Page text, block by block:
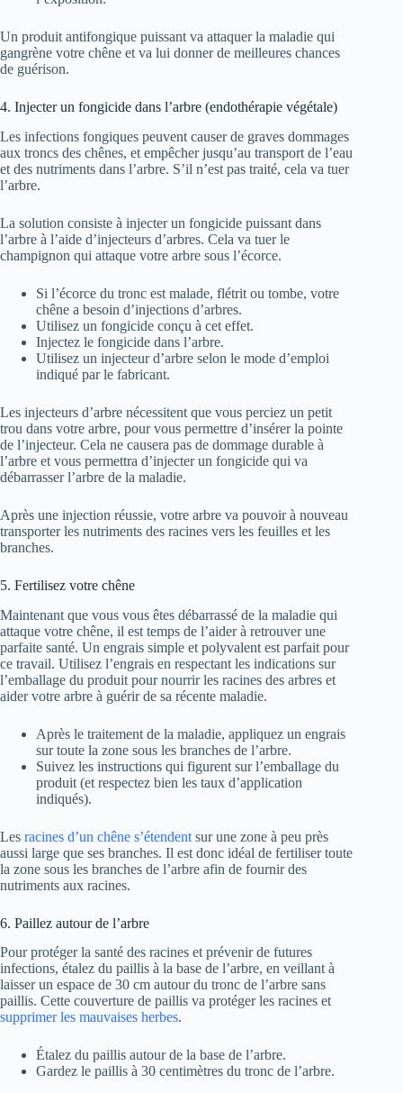
Un produit antifongique puissant va attaquer la maladie qui
gangrène votre chêne et va lui donner de meilleures chances
de guérison.
4. Injecter un fongicide dans l’arbre (endothérapie végétale)
Les infections fongiques peuvent causer de graves dommages
aux troncs des chênes, et empêcher jusqu’au transport de l’eau
et des nutriments dans l’arbre. S’il n’est pas traité, cela va tuer
l’arbre.
La solution consiste à injecter un fongicide puissant dans
l’arbre à l’aide d’injecteurs d’arbres. Cela va tuer le
champignon qui attaque votre arbre sous l’écorce.
Si l’écorce du tronc est malade, flétrit ou tombe, votre
chêne a besoin d’injections d’arbres.
Utilisez un fongicide conçu à cet effet.
Injectez le fongicide dans l’arbre.
Utilisez un injecteur d’arbre selon le mode d’emploi
indiqué par le fabricant.
Les injecteurs d’arbre nécessitent que vous perciez un petit
trou dans votre arbre, pour vous permettre d’insérer la pointe
de l’injecteur. Cela ne causera pas de dommage durable à
l’arbre et vous permettra d’injecter un fongicide qui va
débarrasser l’arbre de la maladie.
Après une injection réussie, votre arbre va pouvoir à nouveau
transporter les nutriments des racines vers les feuilles et les
branches.
5. Fertilisez votre chêne
Maintenant que vous vous êtes débarrassé de la maladie qui
attaque votre chêne, il est temps de l’aider à retrouver une
parfaite santé. Un engrais simple et polyvalent est parfait pour
ce travail. Utilisez l’engrais en respectant les indications sur
l’emballage du produit pour nourrir les racines des arbres et
aider votre arbre à guérir de sa récente maladie.
Après le traitement de la maladie, appliquez un engrais
sur toute la zone sous les branches de l’arbre.
Suivez les instructions qui figurent sur l’emballage du
produit (et respectez bien les taux d’application
indiqués).
Les racines d’un chêne s’étendent sur une zone à peu près
aussi large que ses branches. Il est donc idéal de fertiliser toute
la zone sous les branches de l’arbre afin de fournir des
nutriments aux racines.
6. Paillez autour de l’arbre
Pour protéger la santé des racines et prévenir de futures
infections, étalez du paillis à la base de l’arbre, en veillant à
laisser un espace de 30 cm autour du tronc de l’arbre sans
paillis. Cette couverture de paillis va protéger les racines et
supprimer les mauvaises herbes.
Étalez du paillis autour de la base de l’arbre.
Gardez le paillis à 30 centimètres du tronc de l’arbre.